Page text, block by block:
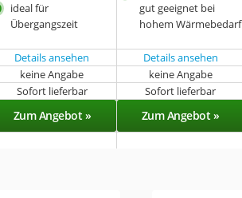
ideal für
Übergangszeit
gut geeignet bei
hohem Wärmebedarf
Details ansehen Details ansehen
keine Angabe keine Angabe
Sofort lieferbar Sofort lieferbar
Zum Angebot » Zum Angebot »